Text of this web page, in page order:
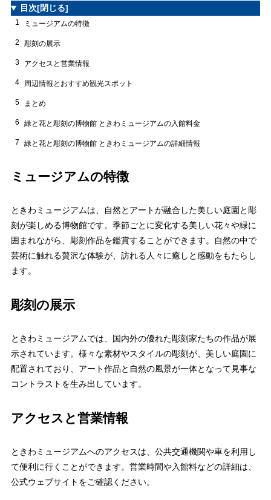
目次[閉じる]
1 ミュージアムの特徴
2 彫刻の展示
3 アクセスと営業情報
4 周辺情報とおすすめ観光スポット
5 まとめ
6 緑と花と彫刻の博物館 ときわミュージアムの入館料金
7 緑と花と彫刻の博物館 ときわミュージアムの詳細情報
ミュージアムの特徴
ときわミュージアムは、自然とアートが融合した美しい庭園と彫
刻が楽しめる博物館です。季節ごとに変化する美しい花々や緑に
囲まれながら、彫刻作品を鑑賞することができます。自然の中で
芸術に触れる贅沢な体験が、訪れる人々に癒しと感動をもたらし
ます。
彫刻の展示
ときわミュージアムでは、国内外の優れた彫刻家たちの作品が展
示されています。様々な素材やスタイルの彫刻が、美しい庭園に
配置されており、アート作品と自然の風景が一体となって見事な
コントラストを生み出しています。
アクセスと営業情報
ときわミュージアムへのアクセスは、公共交通機関や車を利用し
て便利に行くことができます。営業時間や入館料などの詳細は、
公式ウェブサイトをご確認ください。